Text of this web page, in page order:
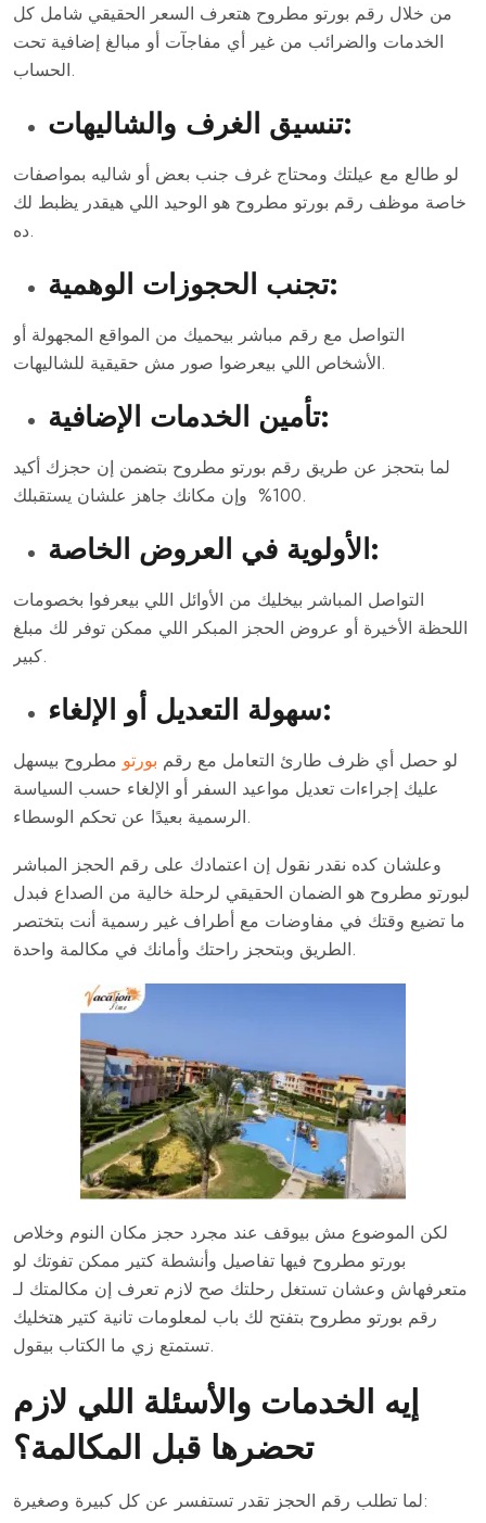
من خلال رقم بورتو مطروح هتعرف السعر الحقيقي شامل كل
الخدمات والضرائب من غير أي مفاجآت أو مبالغ إضافية تحت
الحساب.
تنسيق الغرف والشاليهات:
لو طالع مع عيلتك ومحتاج غرف جنب بعض أو شاليه بمواصفات
خاصة موظف رقم بورتو مطروح هو الوحيد اللي هيقدر يظبط لك
ده.
تجنب الحجوزات الوهمية:
التواصل مع رقم مباشر بيحميك من المواقع المجهولة أو
الأشخاص اللي بيعرضوا صور مش حقيقية للشاليهات.
تأمين الخدمات الإضافية:
لما بتحجز عن طريق رقم بورتو مطروح بتضمن إن حجزك أكيد
100% وإن مكانك جاهز علشان يستقبلك.
الأولوية في العروض الخاصة:
التواصل المباشر بيخليك من الأوائل اللي بيعرفوا بخصومات
اللحظة الأخيرة أو عروض الحجز المبكر اللي ممكن توفر لك مبلغ
كبير.
سهولة التعديل أو الإلغاء:
لو حصل أي ظرف طارئ التعامل مع رقم بورتو مطروح بيسهل
عليك إجراءات تعديل مواعيد السفر أو الإلغاء حسب السياسة
الرسمية بعيدًا عن تحكم الوسطاء.
وعلشان كده نقدر نقول إن اعتمادك على رقم الحجز المباشر
لبورتو مطروح هو الضمان الحقيقي لرحلة خالية من الصداع فبدل
ما تضيع وقتك في مفاوضات مع أطراف غير رسمية أنت بتختصر
الطريق وبتحجز راحتك وأمانك في مكالمة واحدة.
لكن الموضوع مش بيوقف عند مجرد حجز مكان النوم وخلاص
بورتو مطروح فيها تفاصيل وأنشطة كتير ممكن تفوتك لو
متعرفهاش وعشان تستغل رحلتك صح لازم تعرف إن مكالمتك لـ
رقم بورتو مطروح بتفتح لك باب لمعلومات تانية كتير هتخليك
تستمتع زي ما الكتاب بيقول.
إيه الخدمات والأسئلة اللي لازم
تحضرها قبل المكالمة؟
لما تطلب رقم الحجز تقدر تستفسر عن كل كبيرة وصغيرة: